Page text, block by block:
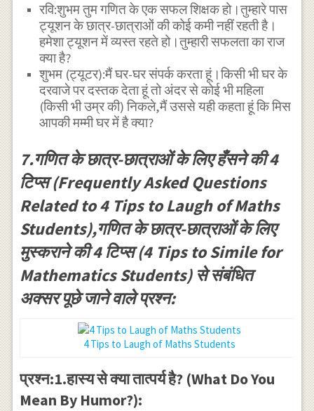
रवि:शुभम तुम गणित के एक सफल शिक्षक हो।तुम्हारे पास
ट्यूशन के छात्र-छात्राओं की कोई कमी नहीं रहती है।
हमेशा ट्यूशन में व्यस्त रहते हो।तुम्हारी सफलता का राज
क्या है?
शुभम (ट्यूटर):मैं घर-घर संपर्क करता हूं।किसी भी घर के
दरवाजे पर दस्तक देता हूं तो अंदर से कोई भी महिला
(किसी भी उम्र की) निकले,मैं उससे यही कहता हूं कि मिस
आपकी मम्मी घर में है क्या?
7.गणित के छात्र-छात्राओं के लिए हँसने की 4
टिप्स (Frequently Asked Questions
Related to 4 Tips to Laugh of Maths
Students),गणित के छात्र-छात्राओं के लिए
मुस्कराने की 4 टिप्स (4 Tips to Simile for
Mathematics Students) से संबंधित
अक्सर पूछे जाने वाले प्रश्न:
4 Tips to Laugh of Maths Students
प्रश्न:1.हास्य से क्या तात्पर्य है? (What Do You
Mean By Humor?):